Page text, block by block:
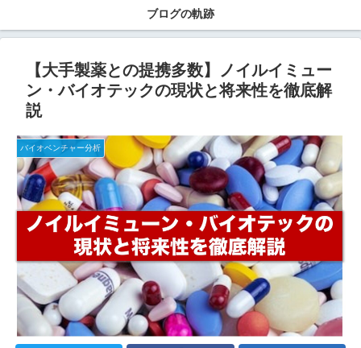
ブログの軌跡
【大手製薬との提携多数】ノイルイミュー
ン・バイオテックの現状と将来性を徹底解
説
バイオベンチャー分析